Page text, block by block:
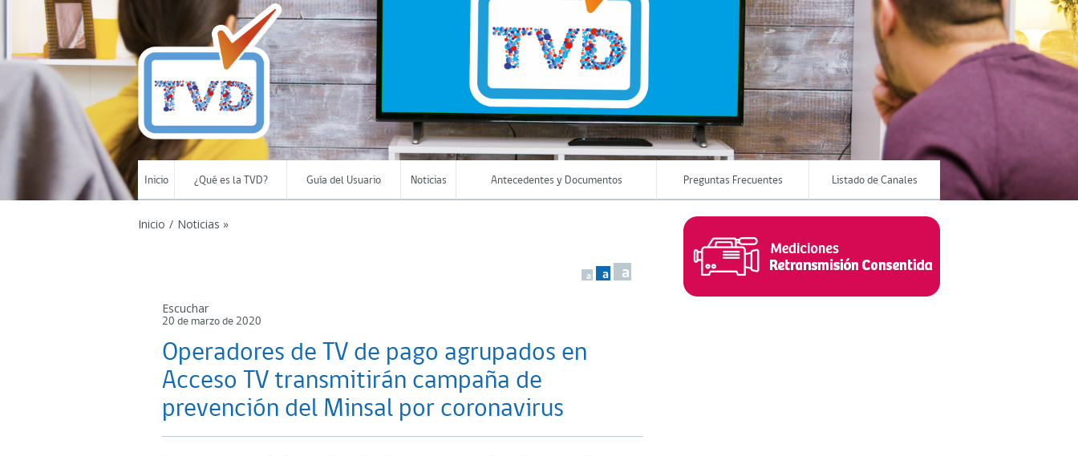
Inicio ¿Qué es la TVD? Guía del Usuario Noticias Antecedentes y Documentos Preguntas Frecuentes Listado de Canales
Inicio / Noticias »
a a a
Escuchar
20 de marzo de 2020
Operadores de TV de pago agrupados en
Acceso TV transmitirán campaña de
prevención del Minsal por coronavirus